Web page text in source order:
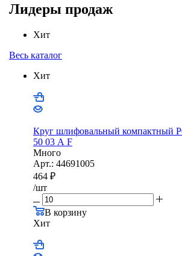
Лидеры продаж
Хит
Весь каталог
Хит
Круг шлифовальный компактный
50 03 А F
Много
Арт.: 44691005
464 ₽
/шт
В корзину
Хит